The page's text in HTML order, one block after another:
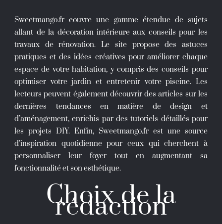
Sweetmango.fr couvre une gamme étendue de sujets
allant de la décoration intérieure aux conseils pour les
travaux de rénovation. Le site propose des astuces
pratiques et des idées créatives pour améliorer chaque
espace de votre habitation, y compris des conseils pour
optimiser votre jardin et entretenir votre piscine. Les
lecteurs peuvent également découvrir des articles sur les
dernières tendances en matière de design et
d’aménagement, enrichis par des tutoriels détaillés pour
les projets DIY. Enfin, Sweetmango.fr est une source
d’inspiration quotidienne pour ceux qui cherchent à
personnaliser leur foyer tout en augmentant sa
fonctionnalité et son esthétique.
Choix de la
rédaction